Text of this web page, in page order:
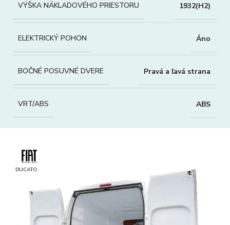
VÝŠKA NÁKLADOVÉHO PRIESTORU 1932(H2)
ELEKTRICKÝ POHON Áno
BOČNÉ POSUVNÉ DVERE Pravá a ľavá strana
VRT/ABS ABS
DUCATO